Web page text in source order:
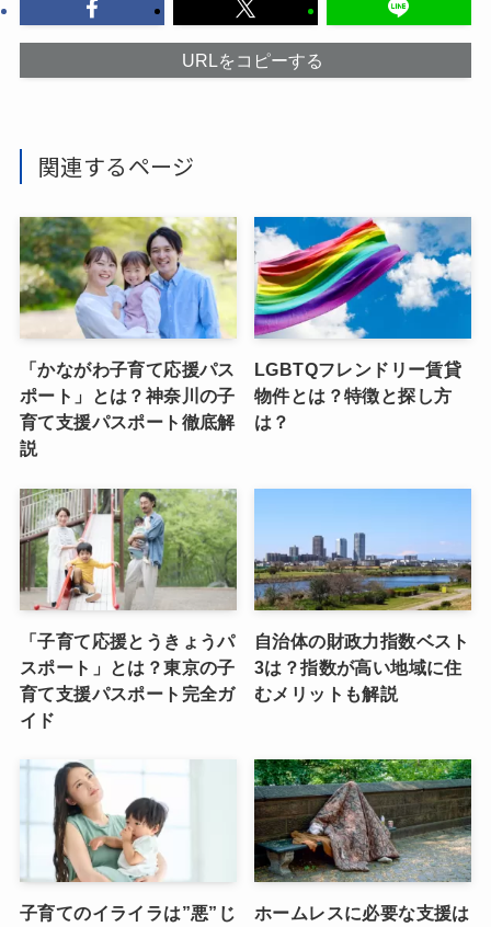
URLをコピーする
関連するページ
「かながわ子育て応援パス
ポート」とは？神奈川の子
育て支援パスポート徹底解
説
LGBTQフレンドリー賃貸
物件とは？特徴と探し方
は？
「子育て応援とうきょうパ
スポート」とは？東京の子
育て支援パスポート完全ガ
イド
自治体の財政力指数ベスト
3は？指数が高い地域に住
むメリットも解説
子育てのイライラは”悪”じ
ホームレスに必要な支援は